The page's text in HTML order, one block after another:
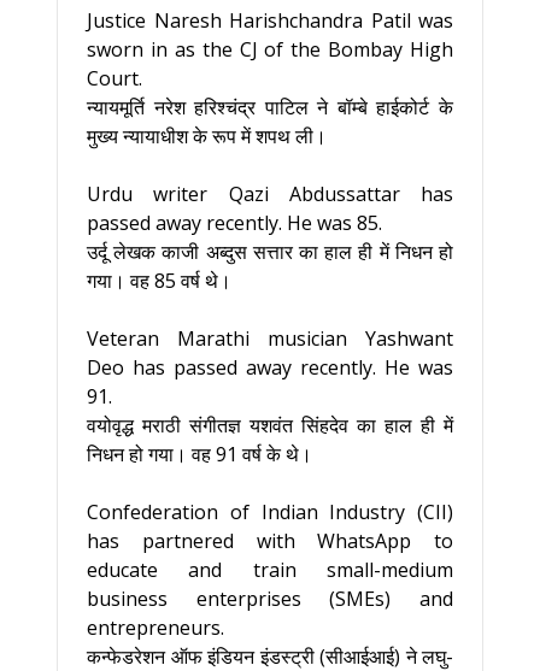
Justice Naresh Harishchandra Patil was
sworn in as the CJ of the Bombay High
Court.
न्यायमूर्ति नरेश हरिश्चंद्र पाटिल ने बॉम्बे हाईकोर्ट के
मुख्य न्यायाधीश के रूप में शपथ ली।
Urdu writer Qazi Abdussattar has
passed away recently. He was 85.
उर्दू लेखक काजी अब्दुस सत्तार का हाल ही में निधन हो
गया। वह 85 वर्ष थे।
Veteran Marathi musician Yashwant
Deo has passed away recently. He was
91.
वयोवृद्ध मराठी संगीतज्ञ यशवंत सिंहदेव का हाल ही में
निधन हो गया। वह 91 वर्ष के थे।
Confederation of Indian Industry (CII)
has partnered with WhatsApp to
educate and train small-medium
business enterprises (SMEs) and
entrepreneurs.
कन्फेडरेशन ऑफ इंडियन इंडस्ट्री (सीआईआई) ने लघु-